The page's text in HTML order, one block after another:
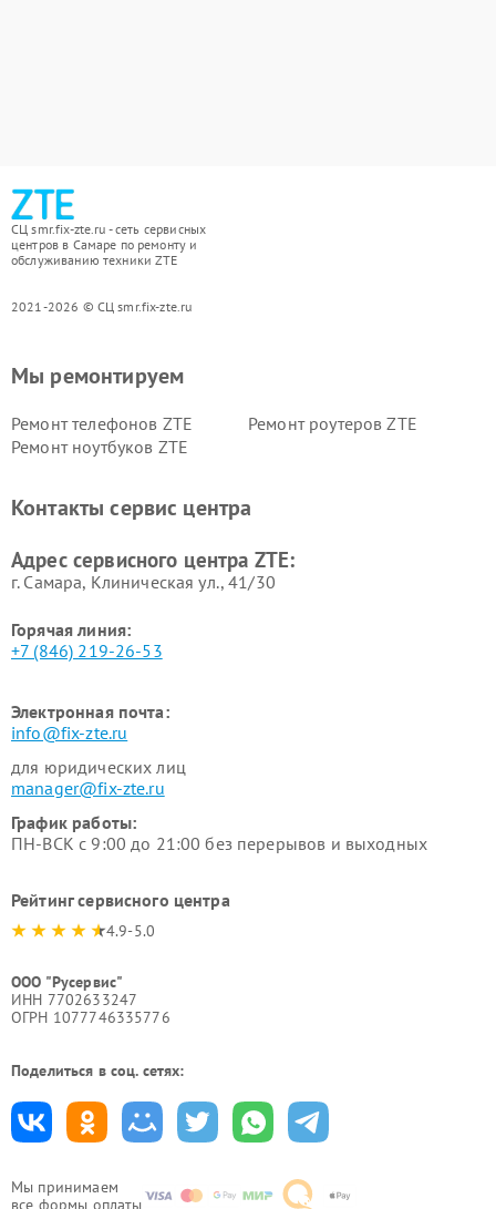
СЦ smr.fix-zte.ru - сеть сервисных
центров в Самаре по ремонту и
обслуживанию техники ZTE
2021-2026 © СЦ smr.fix-zte.ru
Мы принимаем
все формы оплаты
Мы ремонтируем
Ремонт телефонов ZTE
Ремонт роутеров ZTE
Ремонт ноутбуков ZTE
Контакты сервис центра
Адрес сервисного центра ZTE:
г. Самара, Клиническая ул., 41/30
Горячая линия:
+7 (846) 219-26-53
Электронная почта:
info@fix-zte.ru
для юридических лиц
manager@fix-zte.ru
График работы:
ПН-ВСК с 9:00 до 21:00 без перерывов и выходных
Рейтинг сервисного центра
4.9-5.0
ООО "Русервис"
ИНН 7702633247
ОГРН 1077746335776
Поделиться в соц. сетях: